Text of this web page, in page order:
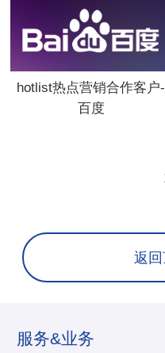
hotlist热点营销合作客户-
百度
返
服务&业务